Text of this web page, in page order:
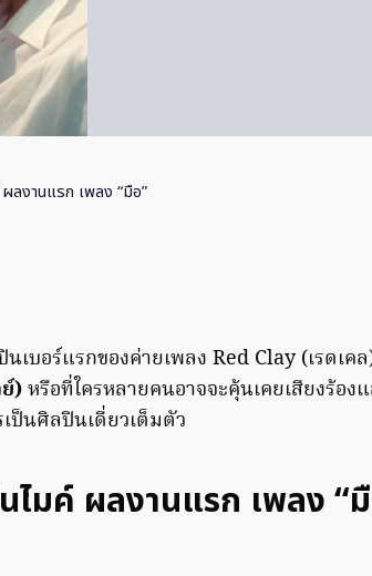
ลงานแรก เพลง “มือ”
เบอร์แรกของค่ายเพลง Red Clay (เรดเค
)หรือที่ใครหลายคนอาจจะคุ้นเคยเสียงร้อง
ป็นศิลปินเดี่ยวเต็มตัว
มค์ ผลงานแรก เพลง “